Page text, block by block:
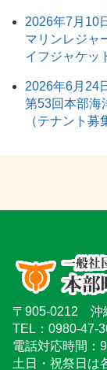
2026年7月10
マリンレジャ
イフジャケッ
2026年6月24
第53回本部海
（テナント募
〒905-0212 沖
TEL：0980-47-
電話対応時間：
土日・祝祭日は